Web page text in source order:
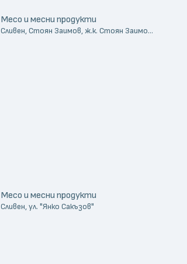
Месо и месни продукти
Сливен, Стоян Заимов, ж.к. Стоян Заимо...
Месо и месни продукти
Сливен, ул. "Янко Сакъзов"